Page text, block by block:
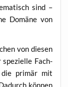
sind –
Domä­ne von
von die­sen
spe­zi­el­le Fach­
die pri­mär mit
kön­nen